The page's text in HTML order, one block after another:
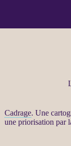
Cadrage. Une
une priorisation par